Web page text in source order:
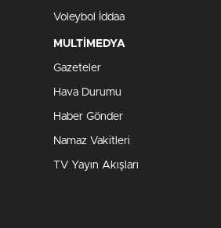
Voleybol İddaa
MULTİMEDYA
Gazeteler
Hava Durumu
Haber Gönder
Namaz Vakitleri
TV Yayın Akışları